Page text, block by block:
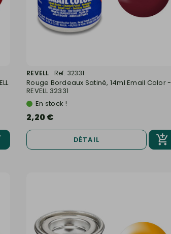
REVELL Ref. 32331
Rouge Bordeaux Satiné, 14ml Email Color -
REVELL 32331
En stock !
2,20 €
DÉTAIL